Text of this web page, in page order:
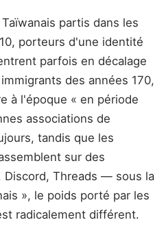
partis dans les
porteurs d'une identité
parfois en décalage
des années 170,
à l'époque « en période
associations de
tandis que les
sur des
Discord, Threads — sous la
», le poids porté par les
radicalement différent.